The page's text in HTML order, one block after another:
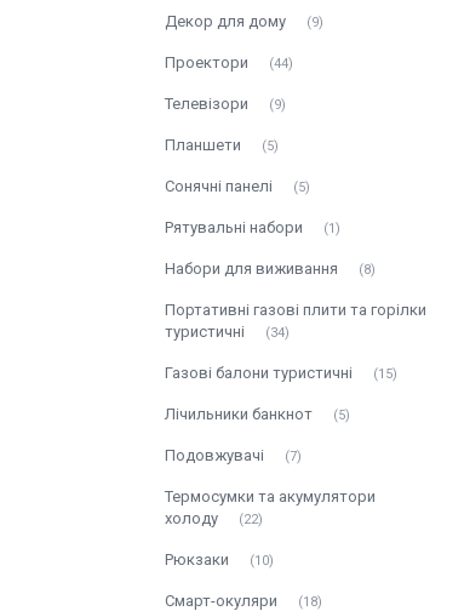
Декор для дому 9
Проектори 44
Телевізори 9
Планшети 5
Сонячні панелі 5
Рятувальні набори 1
Набори для виживання 8
Портативні газові плити та горілки
туристичні
34
Газові балони туристичні 15
Лічильники банкнот 5
Подовжувачі 7
Термосумки та акумулятори
холоду
22
Рюкзаки 10
Смарт-окуляри 18